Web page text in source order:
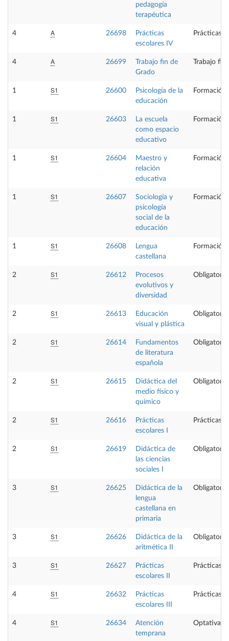
pedagogía
terapéutica
4 A 26698
Prácticas
escolares IV
Prácticas
4 A 26699
Trabajo fin de
Grado
Trabajo fin
1 S1 26600
Psicología de la
educación
Formación
1 S1 26603
La escuela
como espacio
educativo
Formación
1 S1 26604
Maestro y
relación
educativa
Formación
1 S1 26607
Sociología y
psicología
social de la
educación
Formación
1 S1 26608
Lengua
castellana
Formación
2 S1 26612
Procesos
evolutivos y
diversidad
Obligatoria
2 S1 26613
Educación
visual y plástica
Obligatoria
2 S1 26614
Fundamentos
de literatura
española
Obligatoria
2 S1 26615
Didáctica del
medio físico y
químico
Obligatoria
2 S1 26616
Prácticas
escolares I
Prácticas
2 S1 26619
Didáctica de
las ciencias
sociales I
Obligatoria
3 S1 26625
Didáctica de la
lengua
castellana en
primaria
Obligatoria
3 S1 26626
Didáctica de la
aritmética II
Obligatoria
3 S1 26627
Prácticas
escolares II
Prácticas
4 S1 26632
Prácticas
escolares III
Prácticas
4 S1 26634
Atención
temprana
Optativa